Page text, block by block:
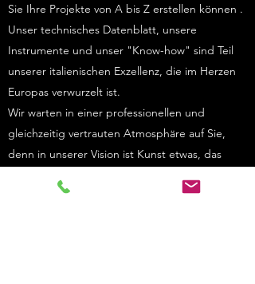
Sie Ihre Projekte von A bis Z erstellen können .
Unser technisches Datenblatt, unsere
Instrumente und unser "Know-how" sind Teil
unserer italienischen Exzellenz, die im Herzen
Europas verwurzelt ist.
Wir warten in einer professionellen und
gleichzeitig vertrauten Atmosphäre auf Sie,
denn in unserer Vision ist Kunst etwas, das